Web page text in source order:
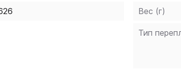
Вес (г)
Тип